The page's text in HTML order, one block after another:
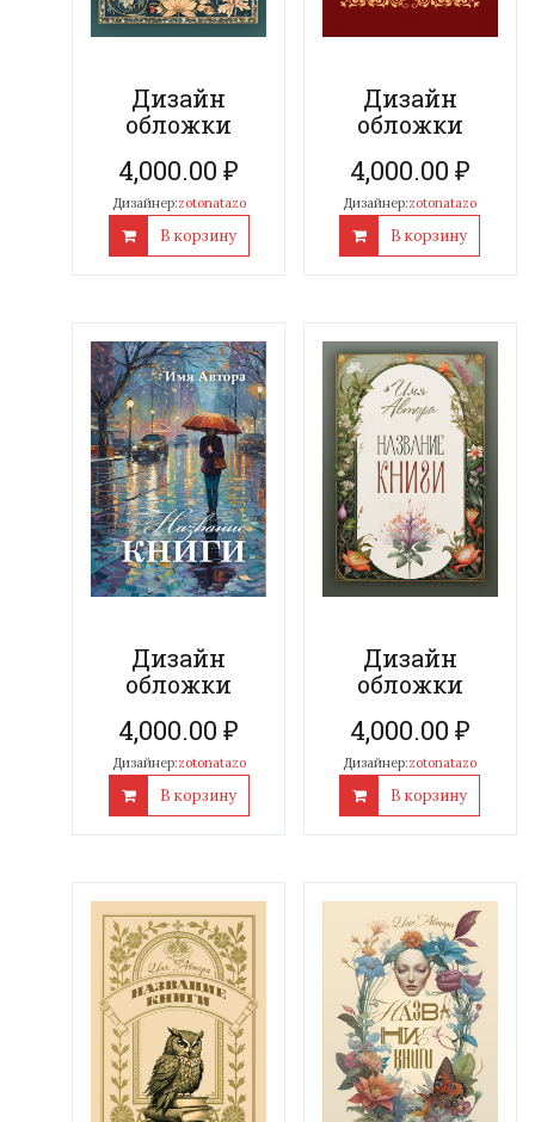
Дизайн
обложки
4,000.00₽
Дизайнер:zotonatazo
В корзину
Дизайн
обложки
4,000.00 ₽
Дизайнер:zotonatazo
В корзину
Дизайн
обложки
4,000.00₽
Дизайнер:zotonatazo
В корзину
Дизайн
обложки
4,000.00 ₽
Дизайнер:zotonatazo
В корзину